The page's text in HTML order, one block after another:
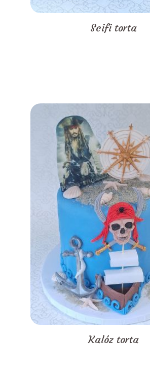
Scifi torta
Kalóz torta